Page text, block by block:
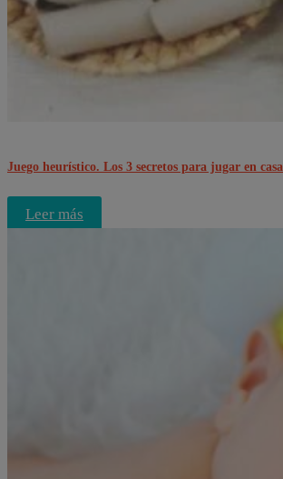
Juego heurístico. Los 3 secretos para jugar en casa
Leer más